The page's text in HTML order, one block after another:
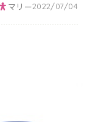
マリー2022/07/04